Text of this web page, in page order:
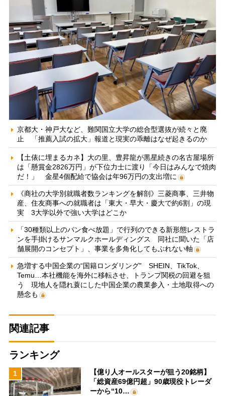
京都大・神戸大など、難関国立大学の総合型選抜が続々と廃
止 「推薦入試の拡大」報道と現実の乖離はなぜ起きるのか
【土俵に埋まるカネ】大の里、豊昇龍が黒星続きの名古屋場所
は「懸賞金2826万円」が下位力士に渡り「今日はみんなで焼肉
だ！」 金星4個配給で協会は年96万円の支出増に
《商社の大学別就職者数ランキングを解剖》三菱商事、三井物
産、住友商事への就職者は「東大・早大・慶大で約6割」の現
実 3大学以外で強い大学はどこか
「30種類以上のパン食べ放題」で行列のできる新形態レストラ
ンを手掛けるサンマルクホールディングス 同社に聞いた「店
舗展開のコンセプト」、事業を多角化してもぶれない軸
急増する中国企業の“国籍ロンダリング” SHEIN、TikTok、
Temu…本社機能を海外に移転させ、トランプ関税の回避を狙
う 現地人を隠れ蓑にした中国企業の農業参入・土地取得への
懸念も
関連記事
ランキング
1
【億り人オールスターが狙う20銘柄】
「総資産69億円超」90歳現役トレーダ
ーから“10…